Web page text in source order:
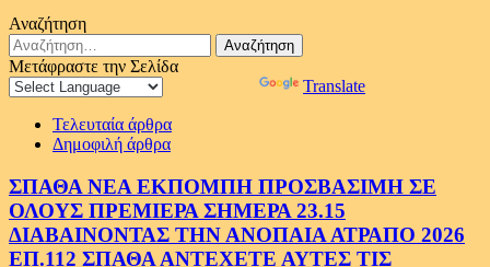
Αναζήτηση
Αναζήτηση
για:
Μετάφραστε την Σελίδα
Translate
Τελευταία άρθρα
Δημοφιλή άρθρα
ΣΠΑΘΑ ΝΕΑ ΕΚΠΟΜΠΗ ΠΡΟΣΒΑΣΙΜΗ ΣΕ
ΟΛΟΥΣ ΠΡΕΜΙΕΡΑ ΣΗΜΕΡΑ 23.15
ΔΙΑΒΑΙΝΟΝΤΑΣ ΤΗΝ ΑΝΟΠΑΙΑ ΑΤΡΑΠΟ 2026
ΕΠ.112 ΣΠΑΘΑ ΑΝΤΕΧΕΤΕ ΑΥΤΕΣ ΤΙΣ